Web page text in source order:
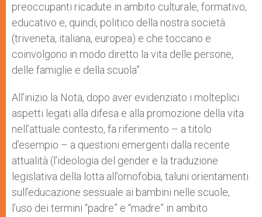
preoccupanti ricadute in ambito culturale, formativo,
educativo e, quindi, politico della nostra società
(triveneta, italiana, europea) e che toccano e
coinvolgono in modo diretto la vita delle persone,
delle famiglie e della scuola”.
All’inizio la Nota, dopo aver evidenziato i molteplici
aspetti legati alla difesa e alla promozione della vita
nell’attuale contesto, fa riferimento – a titolo
d’esempio – a questioni emergenti dalla recente
attualità (l’ideologia del gender e la traduzione
legislativa della lotta all’omofobia, taluni orientamenti
sull’educazione sessuale ai bambini nelle scuole,
l’uso dei termini “padre” e “madre” in ambito